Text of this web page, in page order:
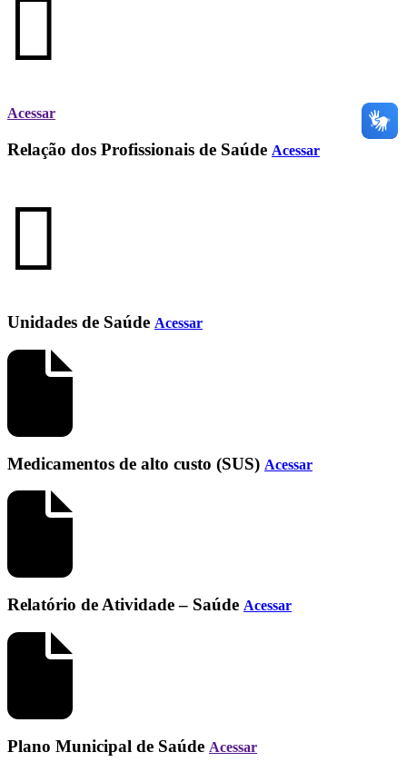
Acessar
Relação dos Profissionais de Saúde Acessar
Unidades de Saúde Acessar
Medicamentos de alto custo (SUS) Acessar
Relatório de Atividade – Saúde Acessar
Plano Municipal de Saúde Acessar